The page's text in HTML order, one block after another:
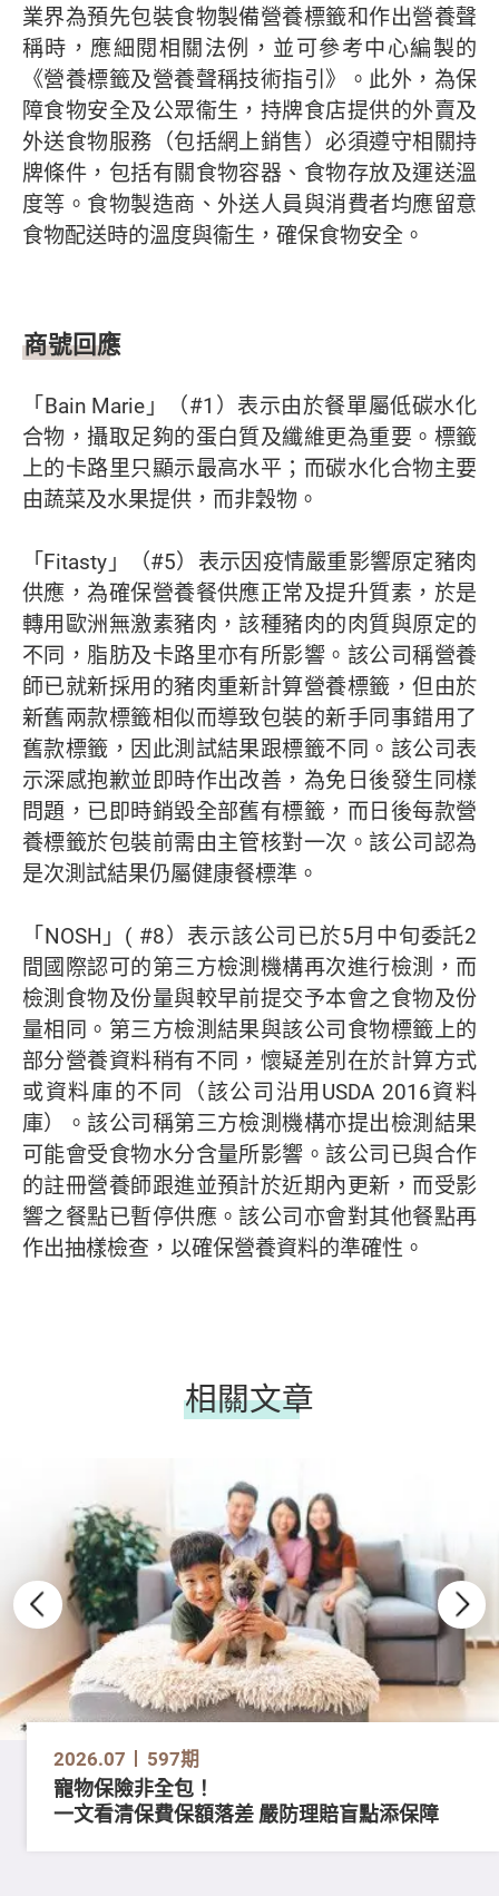
業界為預先包裝食物製備營養標籤和作出營養聲
稱時，應細閱相關法例，並可參考中心編製的
《營養標籤及營養聲稱技術指引》。此外，為保
障食物安全及公眾衞生，持牌食店提供的外賣及
外送食物服務（包括網上銷售）必須遵守相關持
牌條件，包括有關食物容器、食物存放及運送溫
度等。食物製造商、外送人員與消費者均應留意
食物配送時的溫度與衞生，確保食物安全。
商號回應
「Bain Marie」（#1）表示由於餐單屬低碳水化
合物，攝取足夠的蛋白質及纖維更為重要。標籤
上的卡路里只顯示最高水平；而碳水化合物主要
由蔬菜及水果提供，而非穀物。
「Fitasty」（#5）表示因疫情嚴重影響原定豬肉
供應，為確保營養餐供應正常及提升質素，於是
轉用歐洲無激素豬肉，該種豬肉的肉質與原定的
不同，脂肪及卡路里亦有所影響。該公司稱營養
師已就新採用的豬肉重新計算營養標籤，但由於
新舊兩款標籤相似而導致包裝的新手同事錯用了
舊款標籤，因此測試結果跟標籤不同。該公司表
示深感抱歉並即時作出改善，為免日後發生同樣
問題，已即時銷毀全部舊有標籤，而日後每款營
養標籤於包裝前需由主管核對一次。該公司認為
是次測試結果仍屬健康餐標準。
「NOSH」( #8）表示該公司已於5月中旬委託2
間國際認可的第三方檢測機構再次進行檢測，而
檢測食物及份量與較早前提交予本會之食物及份
量相同。第三方檢測結果與該公司食物標籤上的
部分營養資料稍有不同，懷疑差別在於計算方式
或資料庫的不同（該公司沿用USDA 2016資料
庫）。該公司稱第三方檢測機構亦提出檢測結果
可能會受食物水分含量所影響。該公司已與合作
的註冊營養師跟進並預計於近期內更新，而受影
響之餐點已暫停供應。該公司亦會對其他餐點再
作出抽樣檢查，以確保營養資料的準確性。
相關文章
2026.07 597期
寵物保險非全包！
一文看清保費保額落差 嚴防理賠盲點添保障